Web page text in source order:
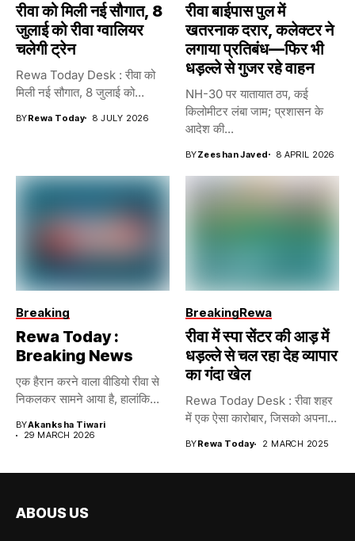
रीवा को मिली नई सौगात, 8
जुलाई को रीवा ग्वालियर
चलेगी ट्रेन
Rewa Today Desk : रीवा को
मिली नई सौगात, 8 जुलाई को...
BYRewa Today 8 JULY 2026
रीवा बाईपास पुल में
खतरनाक दरार, कलेक्टर ने
लगाया प्रतिबंध—फिर भी
धड़ल्ले से गुजर रहे वाहन
NH-30 पर यातायात ठप, कई
किलोमीटर लंबा जाम; प्रशासन के
आदेश की...
BYZeeshan Javed 8 APRIL 2026
Breaking
Rewa Today :
Breaking News
एक हैरान करने वाला वीडियो रीवा से
निकलकर सामने आया है, हालांकि...
BYAkanksha Tiwari
29 MARCH 2026
BreakingRewa
रीवा में स्पा सेंटर की आड़ में
धड़ल्ले से चल रहा देह व्यापार
का गंदा खेल
Rewa Today Desk : रीवा शहर
में एक ऐसा कारोबार, जिसको अपना...
BYRewa Today 2 MARCH 2025
ABOUS US